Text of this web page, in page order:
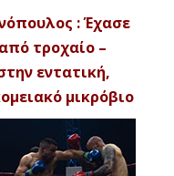
: Έχασε
τροχαίο –
εντατική,
μικρόβιο